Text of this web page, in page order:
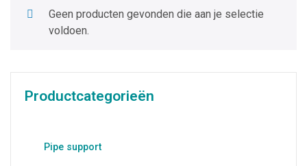
Geen producten gevonden die aan je selectie
voldoen.
Productcategorieën
Pipe support